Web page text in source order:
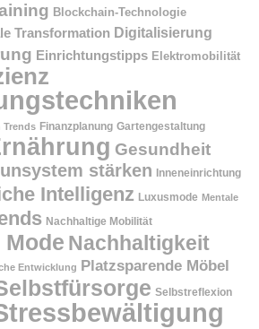
Blockchain-Technologie
Transformation Digitalisierung
Einrichtungstipps Elektromobilität
Trends Finanzplanung Gartengestaltung
Gesundheit
stärken Inneneinrichtung
Intelligenz Luxusmode Mentale
Nachhaltige Mobilität
Nachhaltigkeit
Entwicklung Platzsparende Möbel
Selbstreflexion